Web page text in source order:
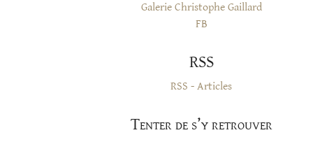
Galerie Christophe Gaillard
FB
RSS
RSS - Articles
Tenter de s’y retrouver